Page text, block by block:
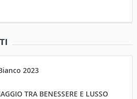
2023
TRA BENESSERE E LUSSO